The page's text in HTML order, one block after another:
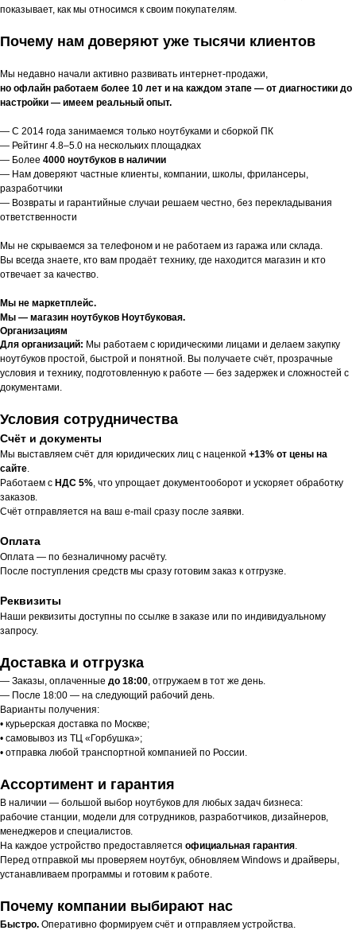
показывает, как мы относимся к своим покупателям.
Почему нам доверяют уже тысячи клиентов
Мы недавно начали активно развивать интернет-продажи,
но офлайн работаем более 10 лет и на каждом этапе — от диагностики до
настройки — имеем реальный опыт.
— С 2014 года занимаемся только ноутбуками и сборкой ПК
— Рейтинг 4.8–5.0 на нескольких площадках
— Более 4000 ноутбуков в наличии
— Нам доверяют частные клиенты, компании, школы, фрилансеры,
разработчики
— Возвраты и гарантийные случаи решаем честно, без перекладывания
ответственности
Мы не скрываемся за телефоном и не работаем из гаража или склада.
Вы всегда знаете, кто вам продаёт технику, где находится магазин и кто
отвечает за качество.
Мы не маркетплейс.
Мы — магазин ноутбуков Ноутбуковая.
Организациям
Для организаций: Мы работаем с юридическими лицами и делаем закупку
ноутбуков простой, быстрой и понятной. Вы получаете счёт, прозрачные
условия и технику, подготовленную к работе — без задержек и сложностей с
документами.
Условия сотрудничества
Счёт и документы
Мы выставляем счёт для юридических лиц с наценкой +13% от цены на
сайте.
Работаем с НДС 5%, что упрощает документооборот и ускоряет обработку
заказов.
Счёт отправляется на ваш e-mail сразу после заявки.
Оплата
Оплата — по безналичному расчёту.
После поступления средств мы сразу готовим заказ к отгрузке.
Реквизиты
Наши реквизиты доступны по ссылке в заказе или по индивидуальному
запросу.
Доставка и отгрузка
— Заказы, оплаченные до 18:00, отгружаем в тот же день.
— После 18:00 — на следующий рабочий день.
Варианты получения:
• курьерская доставка по Москве;
• самовывоз из ТЦ «Горбушка»;
• отправка любой транспортной компанией по России.
Ассортимент и гарантия
В наличии — большой выбор ноутбуков для любых задач бизнеса:
рабочие станции, модели для сотрудников, разработчиков, дизайнеров,
менеджеров и специалистов.
На каждое устройство предоставляется официальная гарантия.
Перед отправкой мы проверяем ноутбук, обновляем Windows и драйверы,
устанавливаем программы и готовим к работе.
Почему компании выбирают нас
Быстро. Оперативно формируем счёт и отправляем устройства.